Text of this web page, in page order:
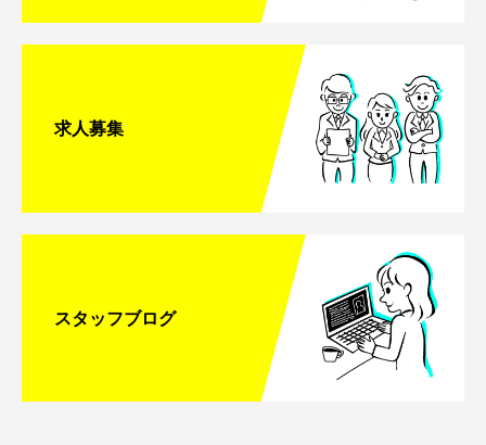
求人募集
スタッフブログ